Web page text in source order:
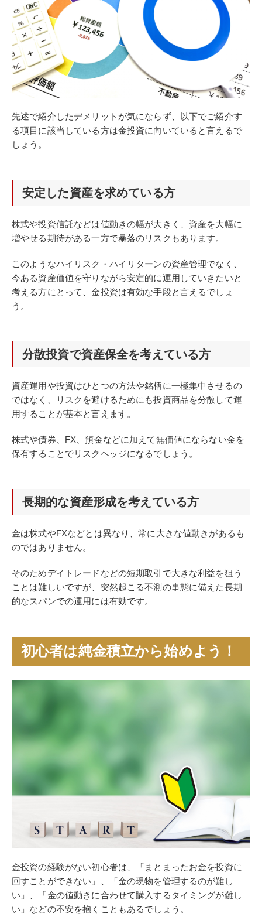
先述で紹介したデメリットが気にならず、以下でご紹介す
る項目に該当している方は金投資に向いていると言えるで
しょう。
安定した資産を求めている方
株式や投資信託などは値動きの幅が大きく、資産を大幅に
増やせる期待がある一方で暴落のリスクもあります。
このようなハイリスク・ハイリターンの資産管理でなく、
今ある資産価値を守りながら安定的に運用していきたいと
考える方にとって、金投資は有効な手段と言えるでしょ
う。
分散投資で資産保全を考えている方
資産運用や投資はひとつの方法や銘柄に一極集中させるの
ではなく、リスクを避けるためにも投資商品を分散して運
用することが基本と言えます。
株式や債券、FX、預金などに加えて無価値にならない金を
保有することでリスクヘッジになるでしょう。
長期的な資産形成を考えている方
金は株式やFXなどとは異なり、常に大きな値動きがあるも
のではありません。
そのためデイトレードなどの短期取引で大きな利益を狙う
ことは難しいですが、突然起こる不測の事態に備えた長期
的なスパンでの運用には有効です。
初心者は純金積立から始めよう！
金投資の経験がない初心者は、「まとまったお金を投資に
回すことができない」、「金の現物を管理するのが難し
い」、「金の値動きに合わせて購入するタイミングが難し
い」などの不安を抱くこともあるでしょう。